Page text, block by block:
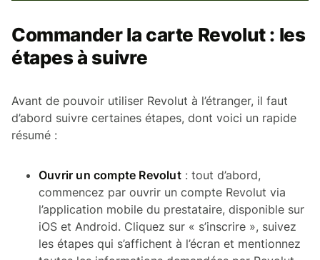
Commander la carte Revolut : les
étapes à suivre
Avant de pouvoir utiliser Revolut à l’étranger, il faut
d’abord suivre certaines étapes, dont voici un rapide
résumé :
Ouvrir un compte Revolut: tout d’abord,
commencez par ouvrir un compte Revolut via
l’application mobile du prestataire, disponible sur
iOS et Android. Cliquez sur « s’inscrire », suivez
les étapes qui s’affichent à l’écran et mentionnez